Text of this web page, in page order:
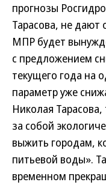
прогнозы
Тарасова, не
МПР будет
с предложением
текущего года на
параметр уже
Николая
за собой
выжить городам,
питьевой воды».
временном